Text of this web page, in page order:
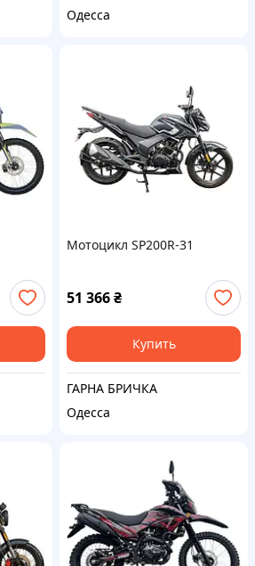
Одесса
Мотоцикл SP200R-31
51 366₴
Купить
ГАРНА БРИЧКА
Одесса